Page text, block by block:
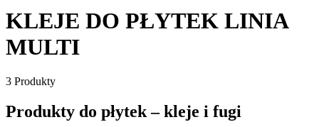
KLEJE DO PŁYTEK LINIA
MULTI
3 Produkty
Produkty do płytek – kleje i fugi